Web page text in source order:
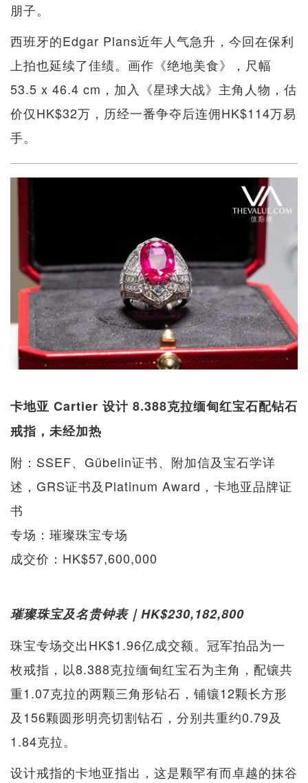
朋子。
西班牙的Edgar Plans近年人气急升，今回在保利
上拍也延续了佳绩。画作《绝地美食》，尺幅
53.5 x 46.4 cm，加入《星球大战》主角人物，估
价仅HK$32万，历经一番争夺后连佣HK$114万易
手。
卡地亚 Cartier 设计 8.388克拉缅甸红宝石配钻石
戒指，未经加热
附：SSEF、Gübelin证书、附加信及宝石学详
述，GRS证书及Platinum Award，卡地亚品牌证
书
专场：璀璨珠宝专场
成交价：HK$57,600,000
璀璨珠宝及名贵钟表｜HK$230,182,800
珠宝专场交出HK$1.96亿成交额。冠军拍品为一
枚戒指，以8.388克拉缅甸红宝石为主角，配镶共
重1.07克拉的两颗三角形钻石，铺镶12颗长方形
及156颗圆形明亮切割钻石，分别共重约0.79及
1.84克拉。
设计戒指的卡地亚指出，这是颗罕有而卓越的抹谷